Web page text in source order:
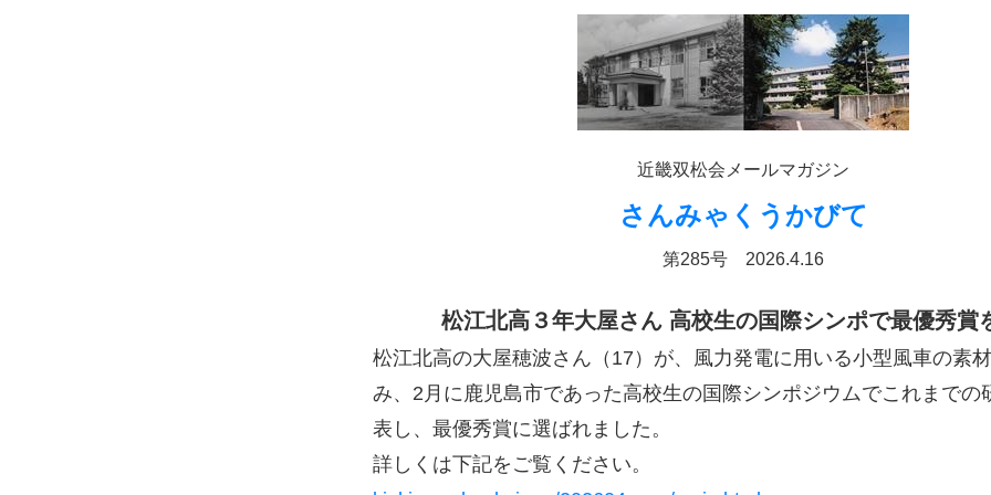
近畿双松会メールマガジン
さんみゃくうかびて
第285号 2026.4.16
松江北高３年大屋さん 高校生の国際シンポで最優秀賞
松江北高の大屋穂波さん（17）が、風力発電に用いる小型風車の素
み、2月に鹿児島市であった高校生の国際シンポジウムでこれまでの
表し、最優秀賞に選ばれました。
詳しくは下記をご覧ください。